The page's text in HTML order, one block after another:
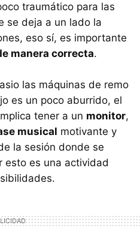
traumático para las
se deja a un lado la
eso sí, es importante
manera correcta.
las máquinas de remo
es un poco aburrido, el
tener a un monitor,
musical motivante y
la sesión donde se
esto es una actividad